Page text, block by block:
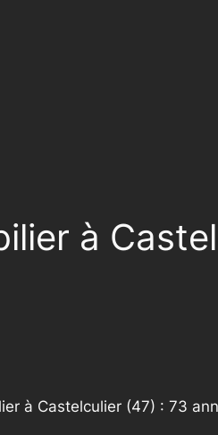
à
à Castelculier (47) : 73